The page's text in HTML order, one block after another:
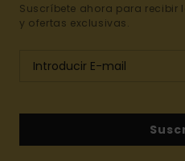
Suscríbete ahora para
y ofertas exclusivas.